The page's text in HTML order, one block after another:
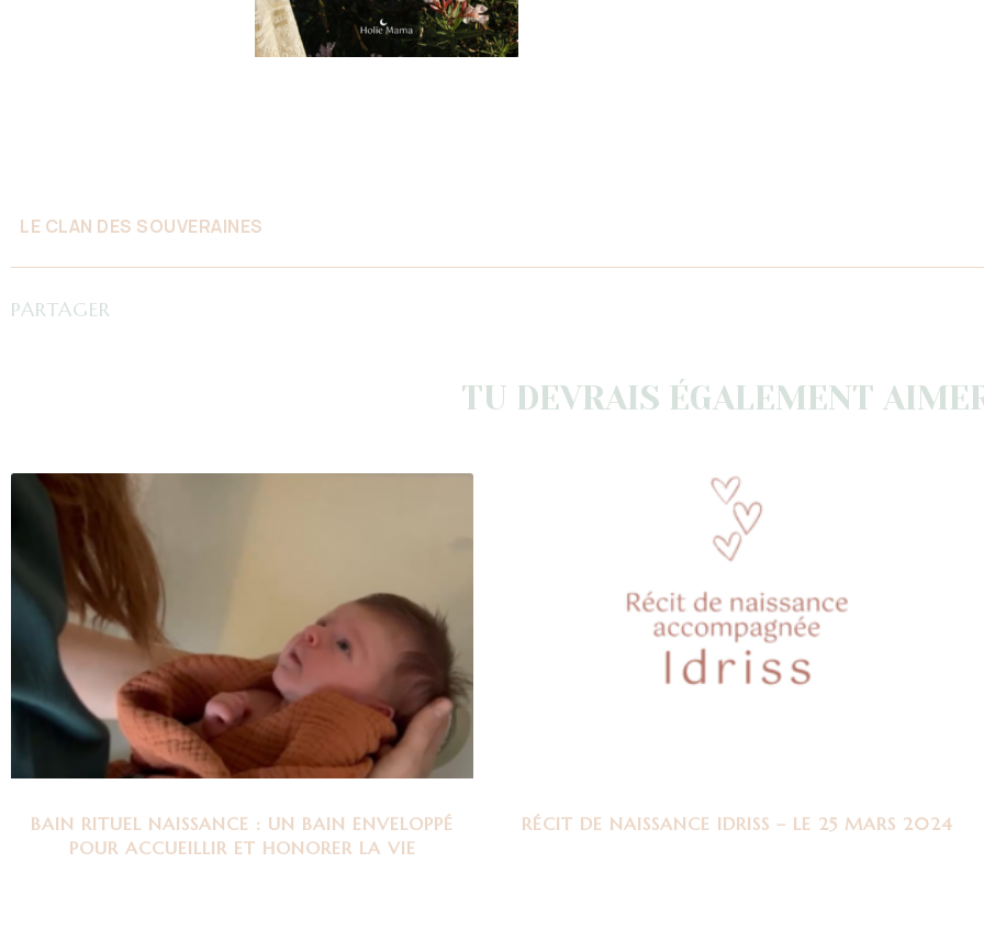
LE CLAN DES SOUVERAINES
PARTAGER
TU DEVRAIS ÉGALEMENT
BAIN RITUEL NAISSANCE : UN BAIN ENVELOPPÉ
POUR ACCUEILLIR ET HONORER LA VIE
RÉCIT DE NAISSANCE IDRISS – LE 25 MARS 2024